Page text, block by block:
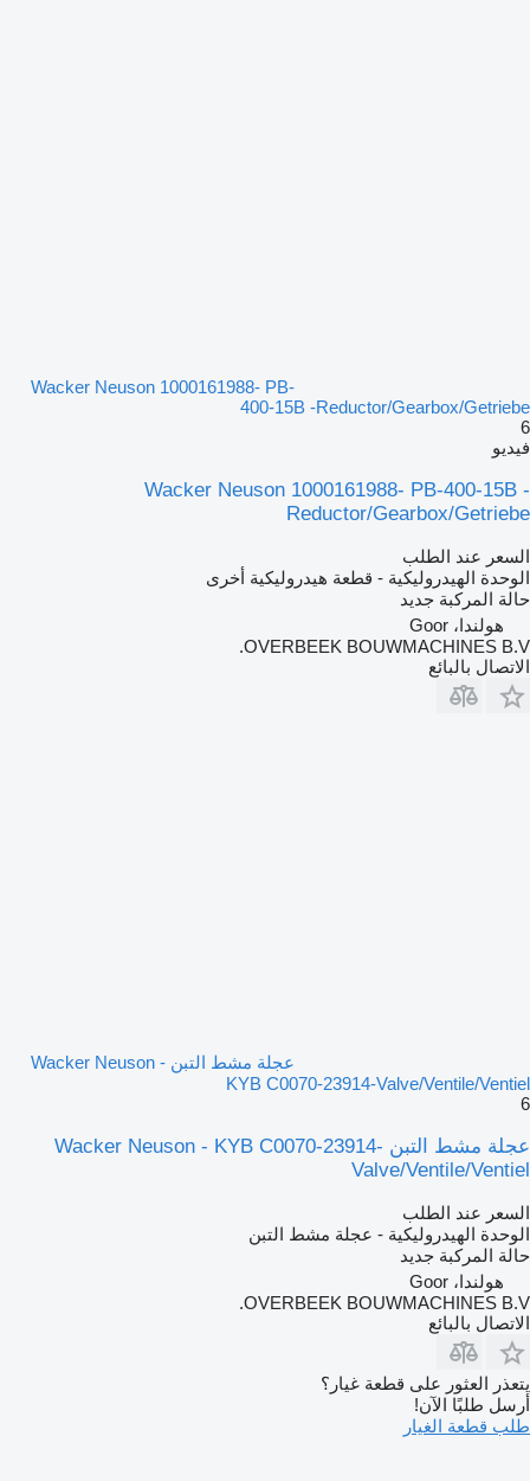
Wacker Neuson 1000161988- PB-
400-15B -Reductor/Gearbox/Getriebe
6
فيديو
Wacker Neuson 1000161988- PB-400-15B -
Reductor/Gearbox/Getriebe
السعر عند الطلب
الوحدة الهيدروليكية - قطعة هيدروليكية أخرى
حالة المركبة جديد
هولندا، Goor
OVERBEEK BOUWMACHINES B.V.
الاتصال بالبائع
عجلة مشط التبن Wacker Neuson -
KYB C0070-23914-Valve/Ventile/Ventiel
6
عجلة مشط التبن Wacker Neuson - KYB C0070-23914-
Valve/Ventile/Ventiel
السعر عند الطلب
الوحدة الهيدروليكية - عجلة مشط التبن
حالة المركبة جديد
هولندا، Goor
OVERBEEK BOUWMACHINES B.V.
الاتصال بالبائع
يتعذر العثور على قطعة غيار؟
أرسل طلبًا الآن!
طلب قطعة الغيار